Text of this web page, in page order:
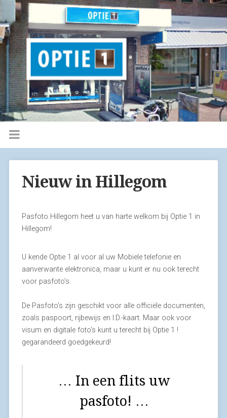
Nieuw in Hillegom
Pasfoto Hillegom heet u van harte welkom bij Optie 1 in
Hillegom!
U kende Optie 1 al voor al uw Mobiele telefonie en
aanverwante elektronica, maar u kunt er nu ook terecht
voor pasfoto’s.
De Pasfoto’s zijn geschikt voor alle officiële documenten,
zoals paspoort, rijbewijs en I.D.-kaart. Maar ook voor
visum en digitale foto’s kunt u terecht bij Optie 1 !
gegarandeerd goedgekeurd!
… In een flits uw
pasfoto! …